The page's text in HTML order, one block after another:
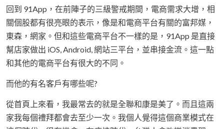
回到 91App，在前陣子的三級警戒期間，電商需求大增，相
關個股都有很亮眼的表示，像是和電商平台有關的富邦媒，
東森，網家。但和這些電商平台不一樣的是，91App 是直接
幫店家做出 iOS, Android, 網站三平台，並串接金流。這一點
和其他的電商平台有很大的不同。
而他的有名客戶有哪些呢?
從首頁上來看，我最常去的就是全聯和康是美了。而且這兩
家我每個禮拜都會去至少一次。我個人覺得這個商業模式在